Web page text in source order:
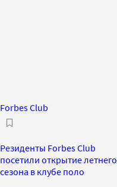
Forbes Club
Резиденты Forbes Club
посетили открытие летнего
сезона в клубе поло